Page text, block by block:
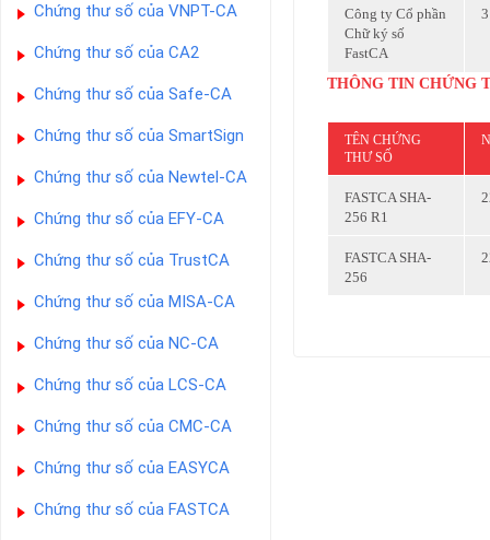
Chứng thư số của VNPT-CA
Chứng thư số của CA2
Chứng thư số của Safe-CA
Chứng thư số của SmartSign
Chứng thư số của Newtel-CA
Chứng thư số của EFY-CA
Chứng thư số của TrustCA
Chứng thư số của MISA-CA
Chứng thư số của NC-CA
Chứng thư số của LCS-CA
Chứng thư số của CMC-CA
Chứng thư số của EASYCA
Chứng thư số của FASTCA
Công ty Cổ phần
Chữ ký số
FastCA
THÔNG TIN CHỨNG
TÊN CHỨNG
THƯ SỐ
FASTCA SHA-
256 R1
FASTCA SHA-
256